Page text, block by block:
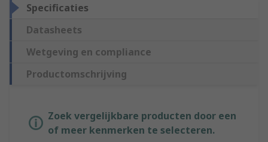
Specificaties
Datasheets
Wetgeving en compliance
Productomschrijving
Zoek vergelijkbare producten door een
of meer kenmerken te selecteren.